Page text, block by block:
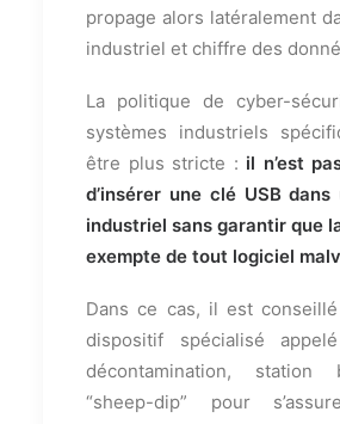
propage alors latéralement
industriel et chiffre des
La politique de cyber-
systèmes industriels
être plus stricte : il n’est
d’insérer une clé USB
industriel sans garantir que
exempte de tout logiciel
Dans ce cas, il est conseillé
dispositif spécialisé
décontamination, station
“sheep-dip” pour